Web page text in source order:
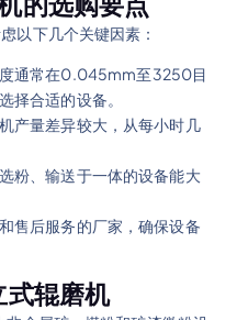
以下几个关键因素：
通常在0.045mm至3250目
择合适的设备。
产量差异较大，从每小时几
粉、输送于一体的设备能大
售后服务的厂家，确保设备
式辊磨机